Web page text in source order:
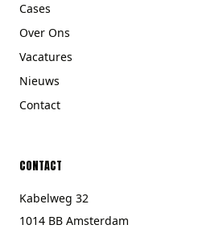
Cases
Over Ons
Vacatures
Nieuws
Contact
CONTACT
Kabelweg 32
1014 BB Amsterdam